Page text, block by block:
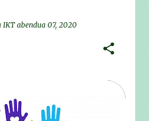
IKT abendua 07, 2020
AS